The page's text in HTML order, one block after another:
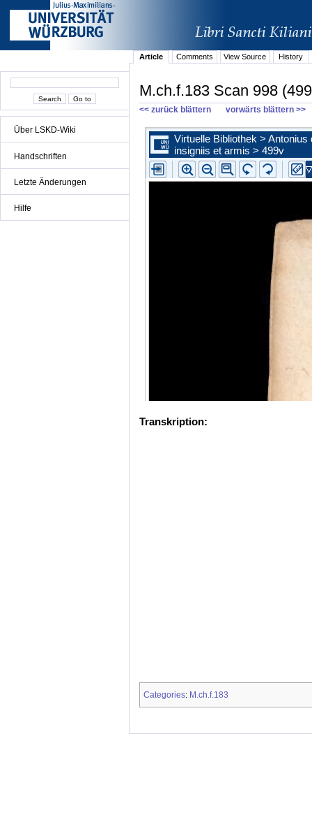
Über LSKD-Wiki
Handschriften
Letzte Änderungen
Hilfe
Article Comments View Source History
M.ch.f.183 Scan 998
<< zurück blättern vorwärts blättern >>
Transkription:
Categories: M.ch.f.183